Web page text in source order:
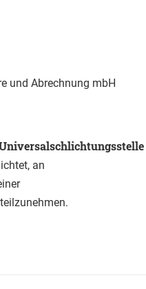
und Abrechnung mbH
an